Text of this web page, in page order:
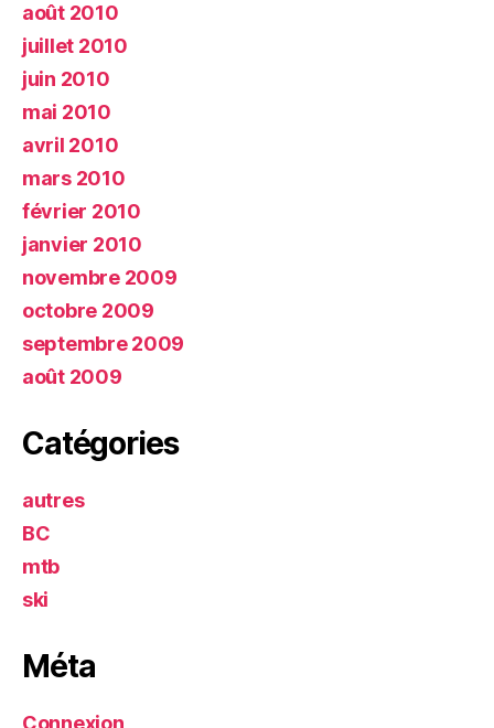
août 2010
juillet 2010
juin 2010
mai 2010
avril 2010
mars 2010
février 2010
janvier 2010
novembre 2009
octobre 2009
septembre 2009
août 2009
Catégories
autres
BC
mtb
ski
Méta
Connexion